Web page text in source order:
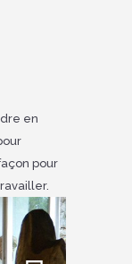
en
pour